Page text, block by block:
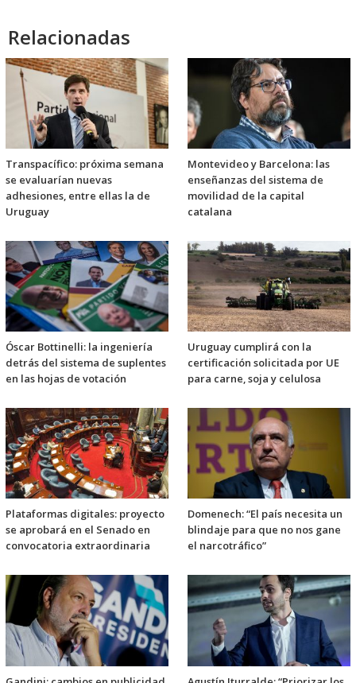
Relacionadas
Transpacífico: próxima semana
se evaluarían nuevas
adhesiones, entre ellas la de
Uruguay
Montevideo y Barcelona: las
enseñanzas del sistema de
movilidad de la capital
catalana
Óscar Bottinelli: la ingeniería
detrás del sistema de suplentes
en las hojas de votación
Uruguay cumplirá con la
certificación solicitada por UE
para carne, soja y celulosa
Plataformas digitales: proyecto
se aprobará en el Senado en
convocatoria extraordinaria
Domenech: “El país necesita un
blindaje para que no nos gane
el narcotráfico”